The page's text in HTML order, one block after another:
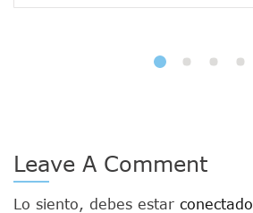
Leave A Comment
Lo siento, debes estar conectado